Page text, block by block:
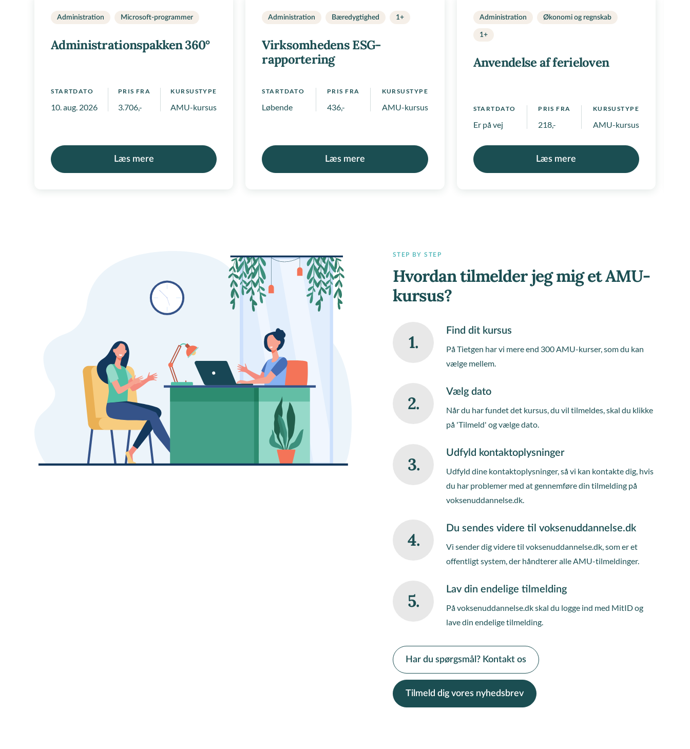
Administration Microsoft-programmer
Administrationspakken 360°
STARTDATO
10. aug. 2026
PRIS FRA
3.706,-
KURSUSTYPE
AMU-kursus, Kompetenceforløb
Læs mere
Administration Bæredygtighed 1+
Virksomhedens ESG-
rapportering
STARTDATO
Løbende
PRIS FRA
436,-
KURSUSTYPE
AMU-kursus, Regionale positivlister
Læs mere
Administration Økonomi og regnskab
1+
Anvendelse af ferieloven
STARTDATO
Er på vej
PRIS FRA
218,-
KURSUSTYPE
AMU-kursus
Læs mere
STEP BY STEP
Hvordan tilmelder jeg mig et AMU-
kursus?
1.
Find dit kursus
På Tietgen har vi mere end 300 AMU-kurser, som du kan
vælge mellem.
2.
Vælg dato
Når du har fundet det kursus, du vil tilmeldes, skal du klikke
på 'Tilmeld' og vælge dato.
3.
Udfyld kontaktoplysninger
Udfyld dine kontaktoplysninger, så vi kan kontakte dig, hvis
du har problemer med at gennemføre din tilmelding på
voksenuddannelse.dk.
4.
Du sendes videre til voksenuddannelse.dk
Vi sender dig videre til voksenuddannelse.dk, som er et
offentligt system, der håndterer alle AMU-tilmeldinger.
5.
Lav din endelige tilmelding
På voksenuddannelse.dk skal du logge ind med MitID og
lave din endelige tilmelding.
Har du spørgsmål? Kontakt os
Tilmeld dig vores nyhedsbrev